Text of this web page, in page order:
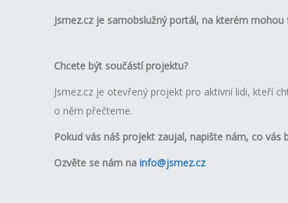
Jsmez.cz je samobslužný portál, na kterém
Chcete být součástí projektu?
Jsmez.cz je otevřený projekt pro aktivní lidi, kteří
o něm přečteme.
Pokud vás náš projekt zaujal, napište nám, co
Ozvěte se nám na info@jsmez.cz